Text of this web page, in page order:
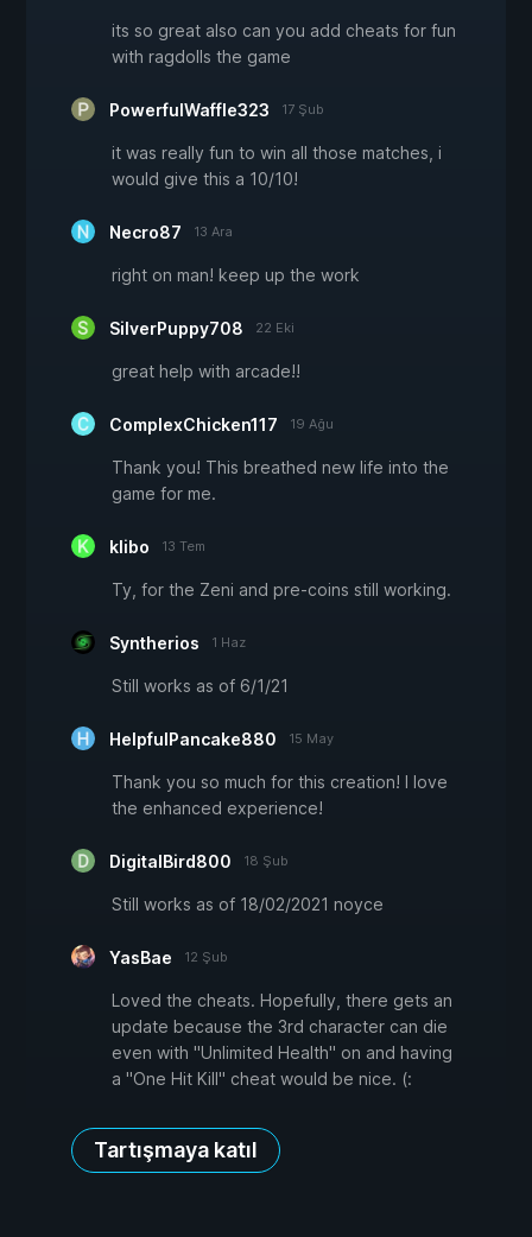
its so great also can you add cheats for fun
with ragdolls the game
PowerfulWaffle323 17 Şub
it was really fun to win all those matches, i
would give this a 10/10!
Necro87 13 Ara
right on man! keep up the work
SilverPuppy708 22 Eki
great help with arcade!!
ComplexChicken117 19 Ağu
Thank you! This breathed new life into the
game for me.
klibo 13 Tem
Ty, for the Zeni and pre-coins still working.
Syntherios 1 Haz
Still works as of 6/1/21
HelpfulPancake880 15 May
Thank you so much for this creation! I love
the enhanced experience!
DigitalBird800 18 Şub
Still works as of 18/02/2021 noyce
YasBae 12 Şub
Loved the cheats. Hopefully, there gets an
update because the 3rd character can die
even with "Unlimited Health" on and having
a "One Hit Kill" cheat would be nice. (:
Tartışmaya katıl